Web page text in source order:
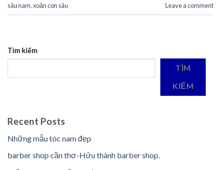
sâu nam,xoăn con sâu Leave a comment
Tìm kiếm
TÌM
KIẾM
Recent Posts
Những mẫu tóc nam đẹp
barber shop cần thơ-Hửu thành barber shop.